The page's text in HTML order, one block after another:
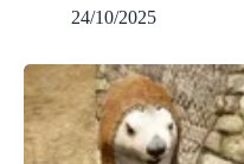
24/10/2025